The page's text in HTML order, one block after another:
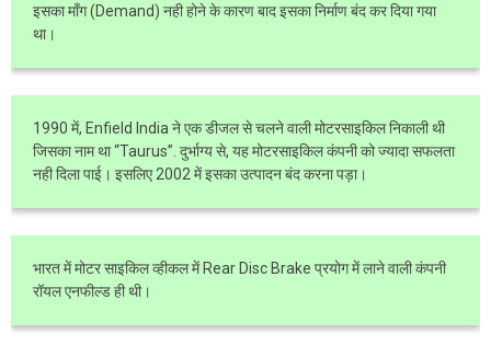
इसका माँग (Demand) नही होने के कारण बाद इसका निर्माण बंद कर दिया गया
था।
1990 में, Enfield India ने एक डीजल से चलने वाली मोटरसाइकिल निकाली थी
जिसका नाम था “Taurus”. दुर्भाग्य से, यह मोटरसाइकिल कंपनी को ज्यादा सफलता
नही दिला पाई। इसलिए 2002 में इसका उत्पादन बंद करना पड़ा।
भारत में मोटर साइकिल व्हीकल में Rear Disc Brake प्रयोग में लाने वाली कंपनी
रॉयल एनफील्ड ही थी।